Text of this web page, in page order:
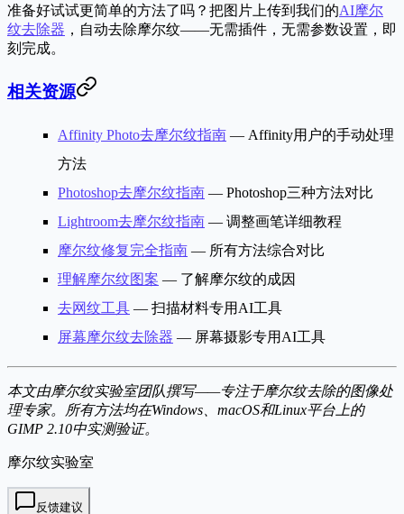
准备好试试更简单的方法了吗？把图片上传到我们的AI摩尔
纹去除器 ，自动去除摩尔纹——无需插件，无需参数设置，即
刻完成。
相关资源
Affinity Photo去摩尔纹指南 — Affinity用户的手动处理
方法
Photoshop去摩尔纹指南 — Photoshop三种方法对比
Lightroom去摩尔纹指南 — 调整画笔详细教程
摩尔纹修复完全指南 — 所有方法综合对比
理解摩尔纹图案 — 了解摩尔纹的成因
去网纹工具 — 扫描材料专用AI工具
屏幕摩尔纹去除器 — 屏幕摄影专用AI工具
本文由摩尔纹实验室团队撰写——专注于摩尔纹去除的图像处
理专家。所有方法均在Windows、macOS和Linux平台上的
GIMP 2.10中实测验证。
摩尔纹实验室
反馈建议